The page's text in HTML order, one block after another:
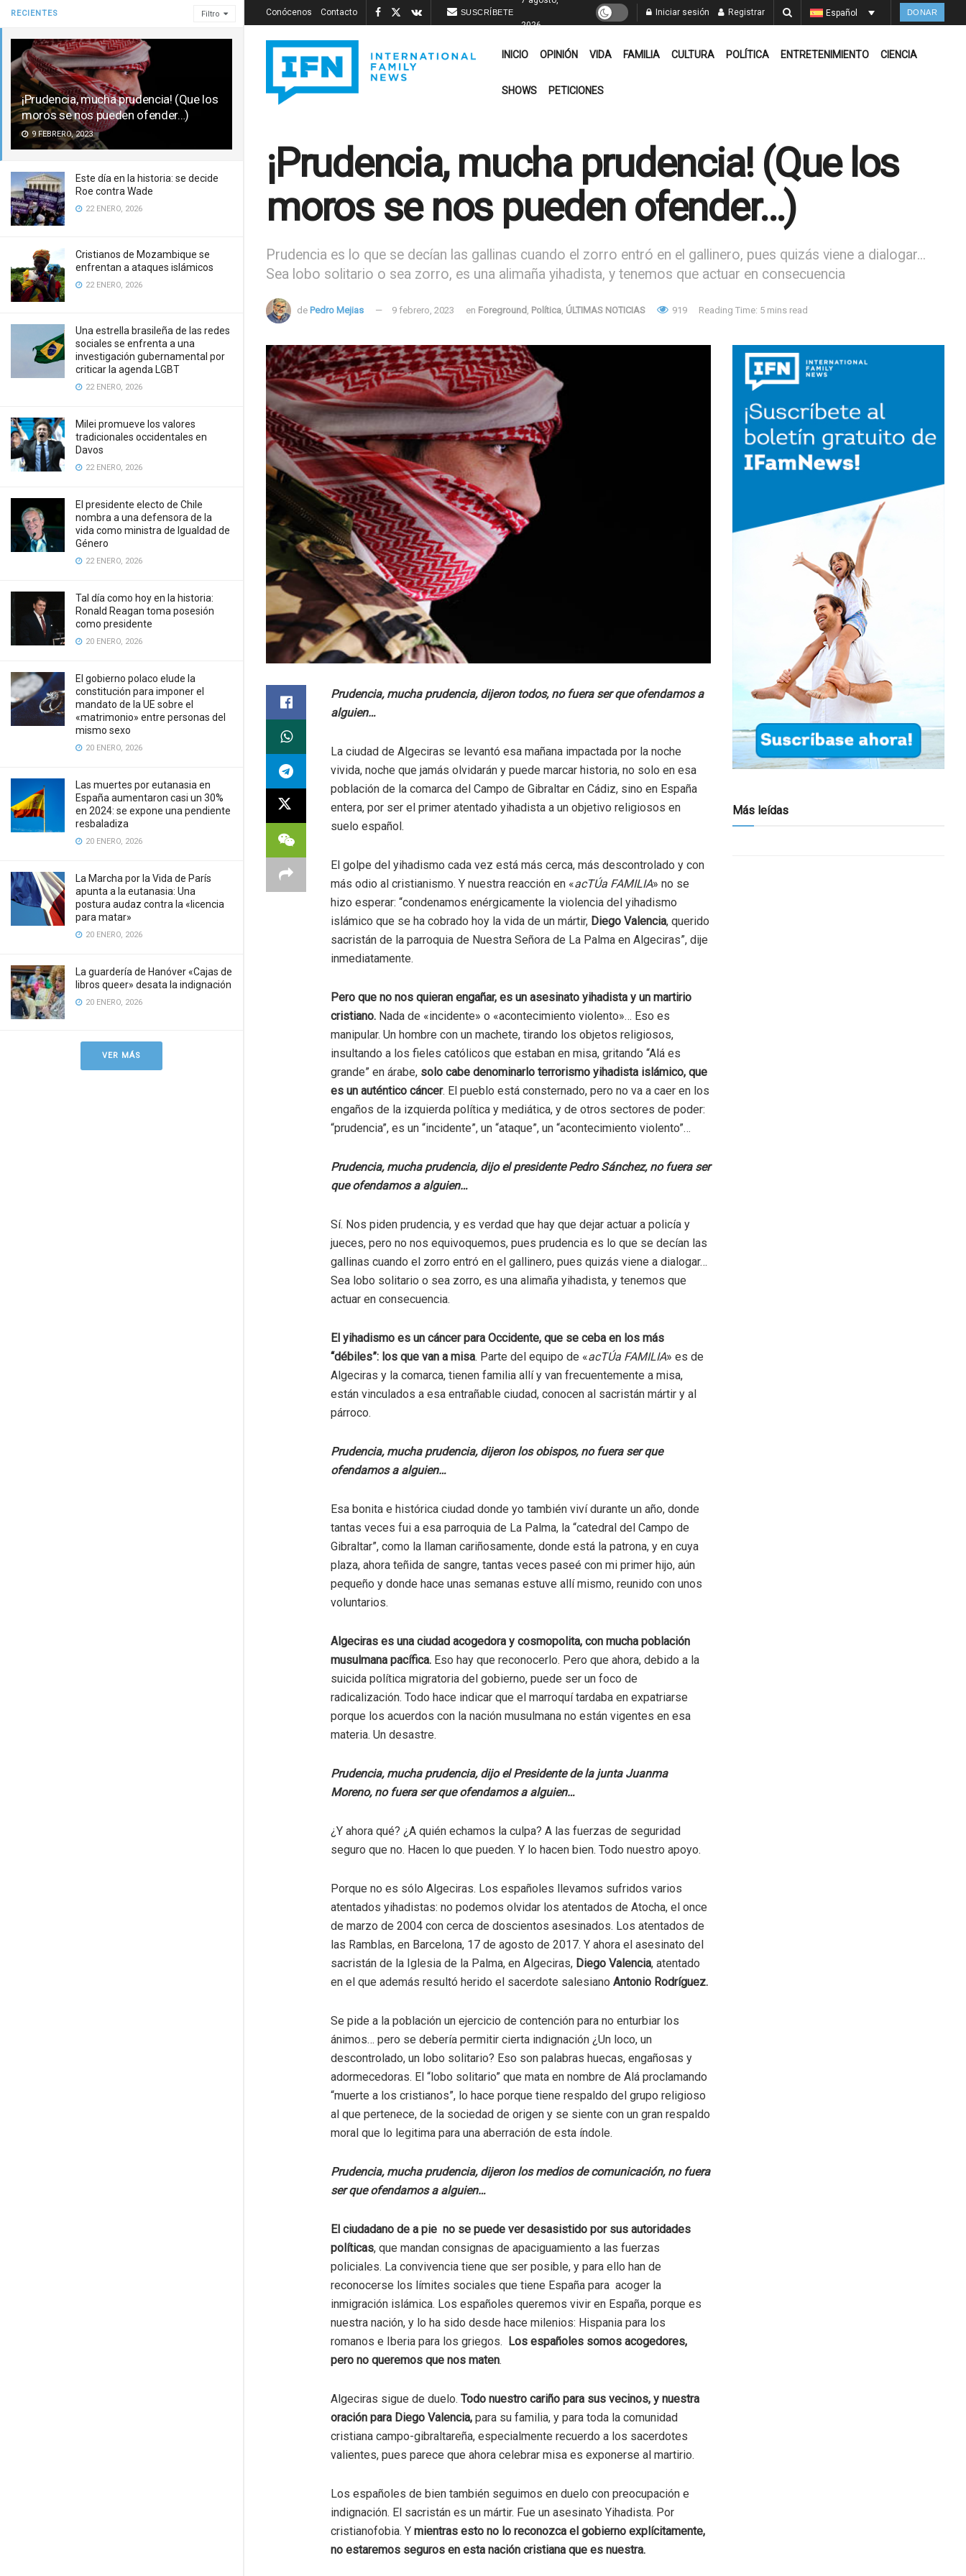
RECIENTES Filtro
¡Prudencia, mucha prudencia! (Que los
moros se nos pueden ofender…)
9 FEBRERO, 2023
Este día en la historia: se decide
Roe contra Wade
22 ENERO, 2026
Cristianos de Mozambique se
enfrentan a ataques islámicos
22 ENERO, 2026
Una estrella brasileña de las redes
sociales se enfrenta a una
investigación gubernamental por
criticar la agenda LGBT
22 ENERO, 2026
Milei promueve los valores
tradicionales occidentales en
Davos
22 ENERO, 2026
El presidente electo de Chile
nombra a una defensora de la
vida como ministra de Igualdad de
Género
22 ENERO, 2026
Tal día como hoy en la historia:
Ronald Reagan toma posesión
como presidente
20 ENERO, 2026
El gobierno polaco elude la
constitución para imponer el
mandato de la UE sobre el
«matrimonio» entre personas del
mismo sexo
20 ENERO, 2026
Las muertes por eutanasia en
España aumentaron casi un 30%
en 2024: se expone una pendiente
resbaladiza
20 ENERO, 2026
La Marcha por la Vida de París
apunta a la eutanasia: Una
postura audaz contra la «licencia
para matar»
20 ENERO, 2026
La guardería de Hanóver «Cajas de
libros queer» desata la indignación
20 ENERO, 2026
VER MÁS
Conócenos Contacto SUSCRÍBETE
2026
Iniciar sesión Registrar Español DONAR
INICIO OPINIÓN VIDA FAMILIA CULTURA POLÍTICA ENTRETENIMIENTO CIENCIA
SHOWS PETICIONES
¡Prudencia, mucha prudencia! (Que los
moros se nos pueden ofender…)
Prudencia es lo que se decían las gallinas cuando el zorro entró en el gallinero, pues quizás viene a dialogar...
Sea lobo solitario o sea zorro, es una alimaña yihadista, y tenemos que actuar en consecuencia
de Pedro Mejias 9 febrero, 2023 en Foreground , Política, ÚLTIMAS NOTICIAS 919 Reading Time: 5 mins read
Prudencia, mucha prudencia, dijeron todos, no fuera ser que ofendamos a
alguien…
La ciudad de Algeciras se levantó esa mañana impactada por la noche
vivida, noche que jamás olvidarán y puede marcar historia, no solo en esa
población de la comarca del Campo de Gibraltar en Cádiz, sino en España
entera, por ser el primer atentado yihadista a un objetivo religiosos en
suelo español.
El golpe del yihadismo cada vez está más cerca, más descontrolado y con
más odio al cristianismo. Y nuestra reacción en «acTÚa FAMILIA» no se
hizo esperar: “condenamos enérgicamente la violencia del yihadismo
islámico que se ha cobrado hoy la vida de un mártir, Diego Valencia, querido
sacristán de la parroquia de Nuestra Señora de La Palma en Algeciras”, dije
inmediatamente.
Pero que no nos quieran engañar, es un asesinato yihadista y un martirio
cristiano. Nada de «incidente» o «acontecimiento violento»… Eso es
manipular. Un hombre con un machete, tirando los objetos religiosos,
insultando a los fieles católicos que estaban en misa, gritando “Alá es
grande” en árabe, solo cabe denominarlo terrorismo yihadista islámico, que
es un auténtico cáncer. El pueblo está consternado, pero no va a caer en los
engaños de la izquierda política y mediática, y de otros sectores de poder:
“prudencia”, es un “incidente”, un “ataque”, un “acontecimiento violento”…
Prudencia, mucha prudencia, dijo el presidente Pedro Sánchez, no fuera ser
que ofendamos a alguien…
Sí. Nos piden prudencia, y es verdad que hay que dejar actuar a policía y
jueces, pero no nos equivoquemos, pues prudencia es lo que se decían las
gallinas cuando el zorro entró en el gallinero, pues quizás viene a dialogar…
Sea lobo solitario o sea zorro, es una alimaña yihadista, y tenemos que
actuar en consecuencia.
El yihadismo es un cáncer para Occidente, que se ceba en los más
“débiles”: los que van a misa. Parte del equipo de «acTÚa FAMILIA» es de
Algeciras y la comarca, tienen familia allí y van frecuentemente a misa,
están vinculados a esa entrañable ciudad, conocen al sacristán mártir y al
párroco.
Prudencia, mucha prudencia, dijeron los obispos, no fuera ser que
ofendamos a alguien…
Esa bonita e histórica ciudad donde yo también viví durante un año, donde
tantas veces fui a esa parroquia de La Palma, la “catedral del Campo de
Gibraltar”, como la llaman cariñosamente, donde está la patrona, y en cuya
plaza, ahora teñida de sangre, tantas veces paseé con mi primer hijo, aún
pequeño y donde hace unas semanas estuve allí mismo, reunido con unos
voluntarios.
Algeciras es una ciudad acogedora y cosmopolita, con mucha población
musulmana pacífica. Eso hay que reconocerlo. Pero que ahora, debido a la
suicida política migratoria del gobierno, puede ser un foco de
radicalización. Todo hace indicar que el marroquí tardaba en expatriarse
porque los acuerdos con la nación musulmana no están vigentes en esa
materia. Un desastre.
Prudencia, mucha prudencia, dijo el Presidente de la junta Juanma
Moreno, no fuera ser que ofendamos a alguien…
¿Y ahora qué? ¿A quién echamos la culpa? A las fuerzas de seguridad
seguro que no. Hacen lo que pueden. Y lo hacen bien. Todo nuestro apoyo.
Porque no es sólo Algeciras. Los españoles llevamos sufridos varios
atentados yihadistas: no podemos olvidar los atentados de Atocha, el once
de marzo de 2004 con cerca de doscientos asesinados. Los atentados de
las Ramblas, en Barcelona, 17 de agosto de 2017. Y ahora el asesinato del
sacristán de la Iglesia de la Palma, en Algeciras, Diego Valencia, atentado
en el que además resultó herido el sacerdote salesiano Antonio Rodríguez.
Se pide a la población un ejercicio de contención para no enturbiar los
ánimos… pero se debería permitir cierta indignación ¿Un loco, un
descontrolado, un lobo solitario? Eso son palabras huecas, engañosas y
adormecedoras. El “lobo solitario” que mata en nombre de Alá proclamando
“muerte a los cristianos”, lo hace porque tiene respaldo del grupo religioso
al que pertenece, de la sociedad de origen y se siente con un gran respaldo
moral que lo legitima para una aberración de esta índole.
Prudencia, mucha prudencia, dijeron los medios de comunicación, no fuera
ser que ofendamos a alguien…
El ciudadano de a pie no se puede ver desasistido por sus autoridades
políticas, que mandan consignas de apaciguamiento a las fuerzas
policiales. La convivencia tiene que ser posible, y para ello han de
reconocerse los límites sociales que tiene España para acoger la
inmigración islámica. Los españoles queremos vivir en España, porque es
nuestra nación, y lo ha sido desde hace milenios: Hispania para los
romanos e Iberia para los griegos. Los españoles somos acogedores,
pero no queremos que nos maten.
Algeciras sigue de duelo. Todo nuestro cariño para sus vecinos, y nuestra
oración para Diego Valencia, para su familia, y para toda la comunidad
cristiana campo-gibraltareña, especialmente recuerdo a los sacerdotes
valientes, pues parece que ahora celebrar misa es exponerse al martirio.
Los españoles de bien también seguimos en duelo con preocupación e
indignación. El sacristán es un mártir. Fue un asesinato Yihadista. Por
cristianofobia. Y mientras esto no lo reconozca el gobierno explícitamente,
no estaremos seguros en esta nación cristiana que es nuestra.
Más leídas